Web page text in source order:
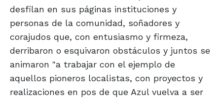
desfilan en sus páginas instituciones y
personas de la comunidad, soñadores y
corajudos que, con entusiasmo y firmeza,
derribaron o esquivaron obstáculos y juntos se
animaron "a trabajar con el ejemplo de
aquellos pioneros localistas, con proyectos y
realizaciones en pos de que Azul vuelva a ser